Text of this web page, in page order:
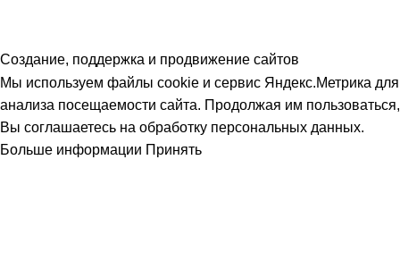
Создание, поддержка и продвижение сайтов
Мы используем файлы cookie и сервис Яндекс.Метрика для
анализа посещаемости сайта. Продолжая им пользоваться,
Вы соглашаетесь на обработку персональных данных.
Больше информации Принять